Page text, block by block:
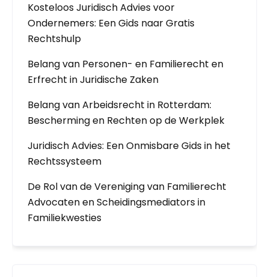
Kosteloos Juridisch Advies voor
Ondernemers: Een Gids naar Gratis
Rechtshulp
Belang van Personen- en Familierecht en
Erfrecht in Juridische Zaken
Belang van Arbeidsrecht in Rotterdam:
Bescherming en Rechten op de Werkplek
Juridisch Advies: Een Onmisbare Gids in het
Rechtssysteem
De Rol van de Vereniging van Familierecht
Advocaten en Scheidingsmediators in
Familiekwesties